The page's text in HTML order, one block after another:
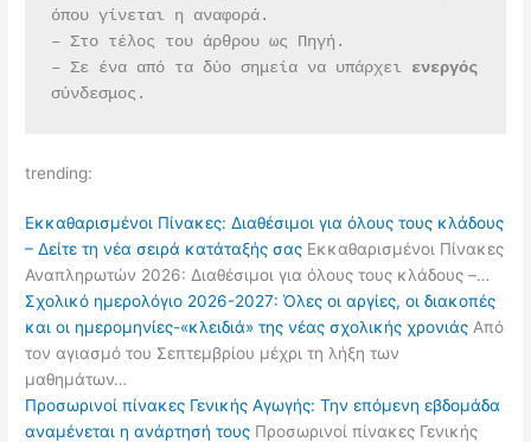
όπου γίνεται η αναφορά.
– Στο τέλος του άρθρου ως Πηγή.
– Σε ένα από τα δύο σημεία να υπάρχει
ενεργός
σύνδεσμος.
trending:
Εκκαθαρισμένοι Πίνακες: Διαθέσιμοι για όλους τους κλάδους
– Δείτε τη νέα σειρά κατάταξής σας Εκκαθαρισμένοι Πίνακες
Αναπληρωτών 2026: Διαθέσιμοι για όλους τους κλάδους –…
Σχολικό ημερολόγιο 2026-2027: Όλες οι αργίες, οι διακοπές
και οι ημερομηνίες-«κλειδιά» της νέας σχολικής χρονιάς Από
τον αγιασμό του Σεπτεμβρίου μέχρι τη λήξη των
μαθημάτων…
Προσωρινοί πίνακες Γενικής Αγωγής: Την επόμενη εβδομάδα
αναμένεται η ανάρτησή τους Προσωρινοί πίνακες Γενικής